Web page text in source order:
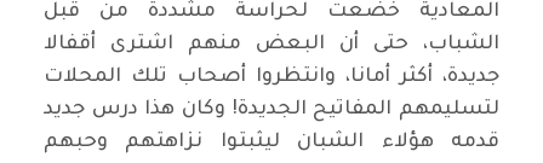
المعادية خضعت لحراسة مشددة من قبل
الشباب، حتى أن البعض منهم اشترى أقفالا
جديدة، أكثر أمانا، وانتظروا أصحاب تلك المحلات
لتسليمهم المفاتيح الجديدة! وكان هذا درس جديد
قدمه هؤلاء الشبان ليثبتوا نزاهتهم وحبهم